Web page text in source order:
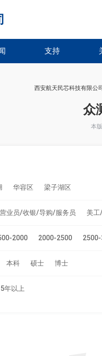
支持
西安航天民芯科技有限公司
众
本
华容区 梁子湖区
营业员/收银/导购/服务员 美
2000 2000-2500
本科 硕士 博士
5年以上